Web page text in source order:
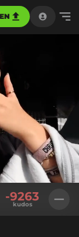
-9263
kudos